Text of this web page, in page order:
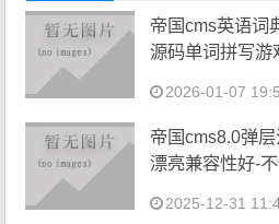
帝国cms英语词
源码单词拼写游
2026-01-07
帝国cms8.0弹
漂亮兼容性好-
2025-12-31